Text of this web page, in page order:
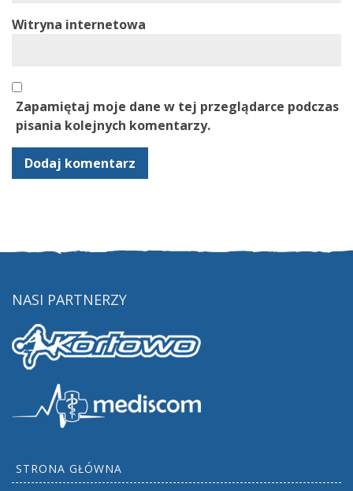
Witryna internetowa
Zapamiętaj moje dane w tej przeglądarce podczas
pisania kolejnych komentarzy.
NASI PARTNERZY
STRONA GŁÓWNA